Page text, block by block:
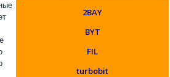
2BAY
BYT
FIL
turbobit